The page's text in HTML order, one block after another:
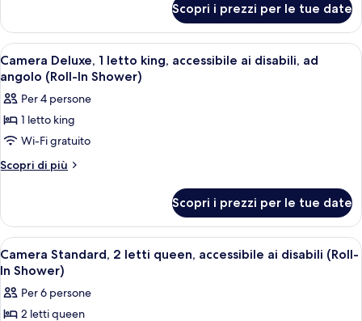
king,
accessibile
ai
disabili,
vasca
da
bagno
Standard,
letto
king,
accessibile
ai
disabili,
da
bagno
Scopri i prezzi per le tue date
Apri
tutte
le
foto
per
Camera
Deluxe,
king,
accessibile
ai
disabili,
ad
angolo
Una camera d'albergo con un
7
Camera Deluxe, 1 letto king, accessibile ai disabili, ad
angolo (Roll-In Shower)
Per 4 persone
1 letto king
Wi-Fi gratuito
Scopri di più
Altri
Deluxe,
letto
king,
ai
disabili,
Scopri i prezzi per le tue date
Apri
tutte
le
foto
Una camera d'albergo con un
10
Camera Standard, 2 letti queen, accessibile ai disabili (Roll-
In Shower)
Per 6 persone
2 letti queen